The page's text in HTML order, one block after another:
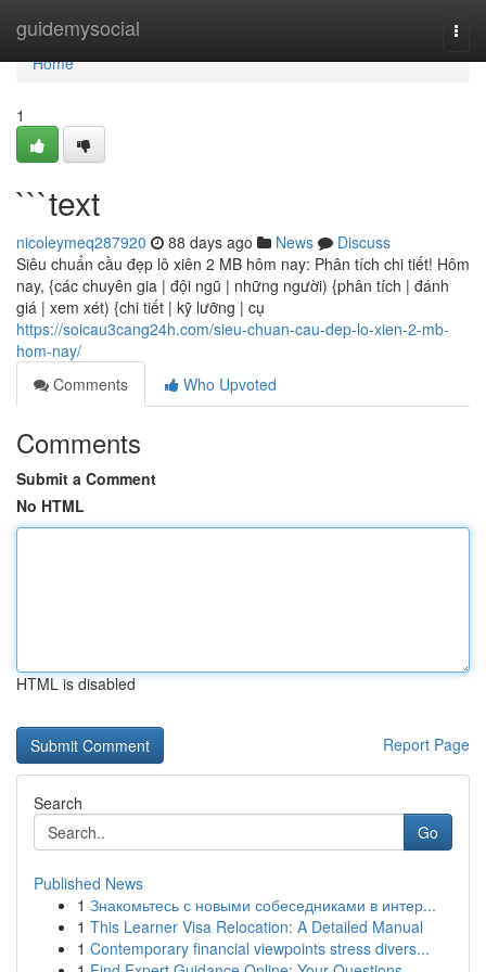
guidemysocial
Home
Home
1
```text
nicoleymeq287920 88 days ago News
Discuss
Siêu chuẩn cầu đẹp lô xiên 2 MB hôm nay: Phân tích chi tiết! Hôm
nay, {các chuyên gia | đội ngũ | những người) {phân tích | đánh
giá | xem xét) {chi tiết | kỹ lưỡng | cụ
https://soicau3cang24h.com/sieu-chuan-cau-dep-lo-xien-2-mb-
hom-nay/
Comments
Who Upvoted
Comments
Submit a Comment
No HTML
HTML is disabled
Report Page
Search
Go
Published News
1 Знакомьтесь с новыми собеседниками в интер...
1 This Learner Visa Relocation: A Detailed Manual
1 Contemporary financial viewpoints stress divers...